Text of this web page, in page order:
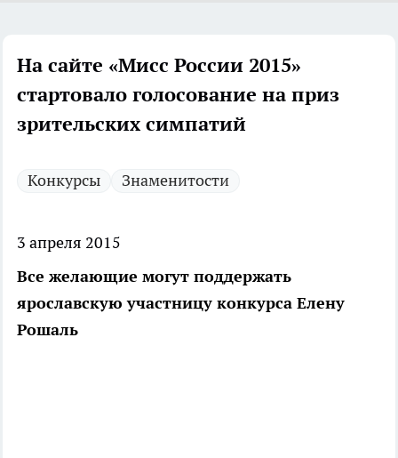
На сайте «Мисс России 2015»
стартовало голосование на приз
зрительских симпатий
Конкурсы Знаменитости
3 апреля 2015
Все желающие могут поддержать
ярославскую участницу конкурса Елену
Рошаль